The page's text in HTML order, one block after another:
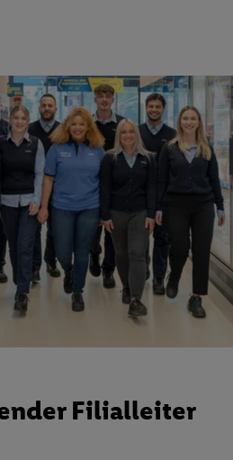
Filialleiter